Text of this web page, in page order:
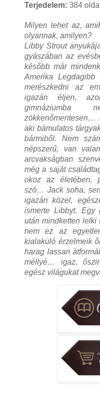
Terjedelem: 384 oldal
Milyen lehet az,
olyannak, amilyen?
Libby Strout
gyászában az
később már
Amerika
merészkedni az
igazán éljen,
gimnáziumba
zökkenőmentesen…
aki bámulatos
bármiből. Nem
népszerű, van
arcvakságban
még a saját
okoz az életében,
szó… Jack soha,
igazán közel,
ismerte Libbyt. Egy
után mindketten lelki
nem ez az
kialakuló érzelmeik
harag lassan
méllyé… igaz,
egész világukat